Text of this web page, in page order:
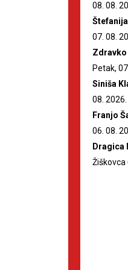
08. 08.
07. 08.
Petak,
Siniša
08.
Franjo
06. 08.
Dragica
Žiškovca